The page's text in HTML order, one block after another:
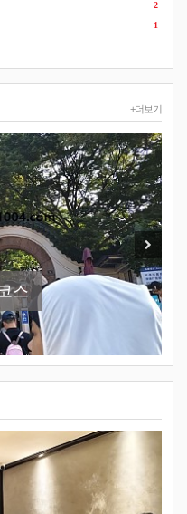
2
1
+더보기
스
New
법
Next